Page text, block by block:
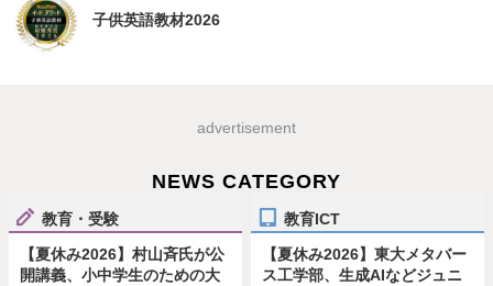
子供英語教材2026
advertisement
NEWS CATEGORY
教育・受験
【夏休み2026】村山斉氏が公
開講義、小中学生のための大
教育ICT
【夏休み2026】東大メタバー
ス工学部、生成AIなどジュニ